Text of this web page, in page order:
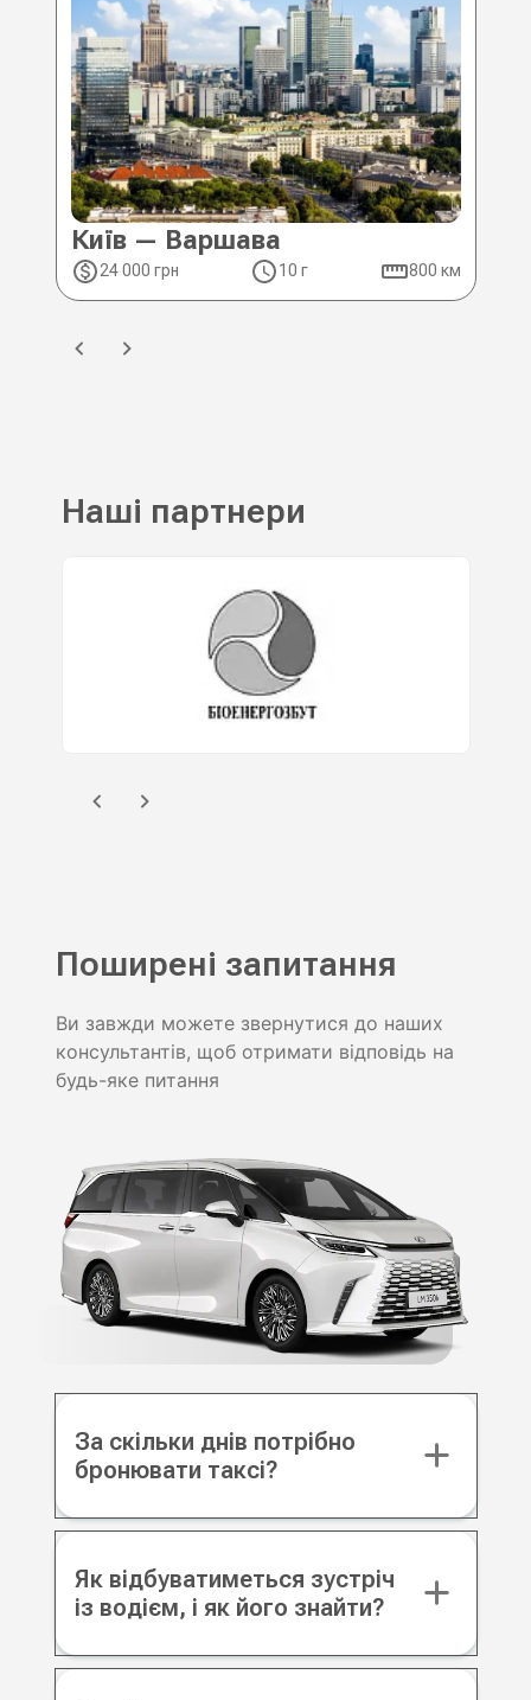
Київ — Варшава
24 000 грн 10 г 800 км
Наші партнери
Поширені запитання
Ви завжди можете звернутися до наших
консультантів, щоб отримати відповідь на
будь-яке питання
За скільки днів потрібно
бронювати таксі?
Як відбуватиметься зустріч
із водієм, і як його знайти?